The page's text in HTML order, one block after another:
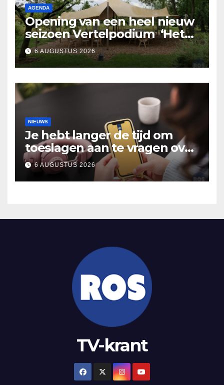
AGENDA
Opening van een heel nieuw
seizoen Vertelpodium ‘Het
Lopende Vuur’. Landelijke
verhalen in Bomentuin D’n
Hooidonk
6 AUGUSTUS 2026
NIEUWS
Je hebt langer de tijd om
toeslagen aan te vragen over
2025
6 AUGUSTUS 2026
TV-krant